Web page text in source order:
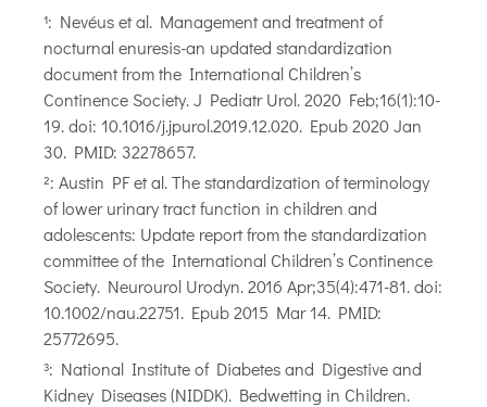
¹: Nevéus et al. Management and treatment of
nocturnal enuresis-an updated standardization
document from the International Children’s
Continence Society. J Pediatr Urol. 2020 Feb;16(1):10-
19. doi: 10.1016/j.jpurol.2019.12.020. Epub 2020 Jan
30. PMID: 32278657.
²: Austin PF et al. The standardization of terminology
of lower urinary tract function in children and
adolescents: Update report from the standardization
committee of the International Children’s Continence
Society. Neurourol Urodyn. 2016 Apr;35(4):471-81. doi:
10.1002/nau.22751. Epub 2015 Mar 14. PMID:
25772695.
³: National Institute of Diabetes and Digestive and
Kidney Diseases (NIDDK). Bedwetting in Children.